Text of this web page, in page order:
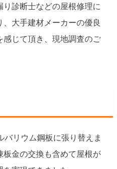
診断士などの屋根修理に
大手建材メーカーの優良
じて頂き、現地調査のご
リウム鋼板に張り替えま
板金の交換も含めて屋根が